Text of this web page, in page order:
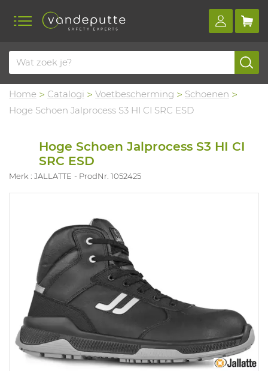
Home Catalogi Voetbescherming
Schoenen
Hoge Schoen Jalprocess S3 HI CI SRC ESD
Hoge Schoen Jalprocess S3 HI CI
SRC ESD
Merk : JALLATTE ProdNr. 1052425